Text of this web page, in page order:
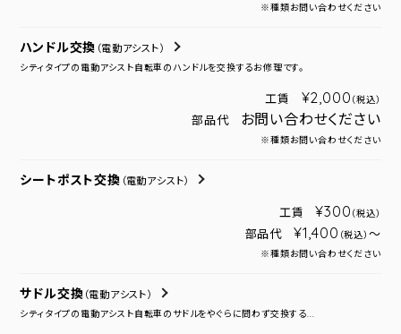
※種類お問い合わせください
ハンドル交換 （電動アシスト）
シティタイプの電動アシスト自転車のハンドルを交換するお修理です。
工賃 ¥2,000 （税込）
部品代 お問い合わせください
※種類お問い合わせください
シートポスト交換 （電動アシスト）
工賃 ¥300 （税込）
部品代 ¥1,400 （税込） ～
※種類お問い合わせください
サドル交換 （電動アシスト）
シティタイプの電動アシスト自転車のサドルをやぐらに問わず交換する...